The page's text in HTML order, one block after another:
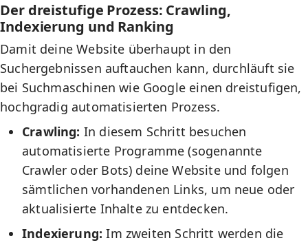
Der dreistufige Prozess: Crawling,
Indexierung und Ranking
Damit deine Website überhaupt in den
Suchergebnissen auftauchen kann, durchläuft sie
bei Suchmaschinen wie Google einen dreistufigen,
hochgradig automatisierten Prozess.
Crawling: In diesem Schritt besuchen
automatisierte Programme (sogenannte
Crawler oder Bots) deine Website und folgen
sämtlichen vorhandenen Links, um neue oder
aktualisierte Inhalte zu entdecken.
Indexierung: Im zweiten Schritt werden die